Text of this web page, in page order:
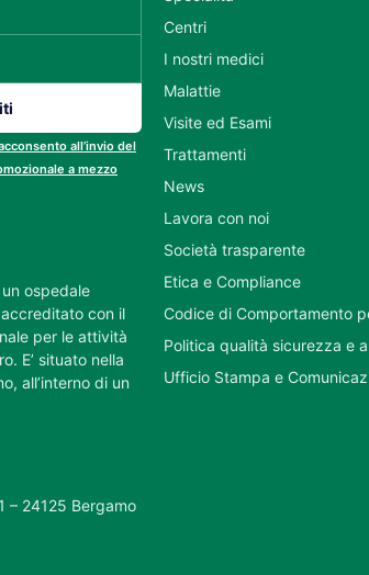
all’invio del
a mezzo
ospedale
con il
per le attività
E’ situato nella
all’interno di un
– 24125 Bergamo
Centri
I nostri medici
Malattie
Visite ed Esami
Trattamenti
News
Lavora con noi
Società trasparente
Etica e Compliance
Codice di Comportamento
Politica qualità sicurezza e
Ufficio Stampa e